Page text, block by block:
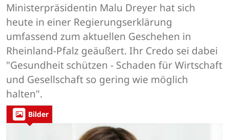
Ministerpräsidentin Malu Dreyer hat sich
heute in einer Regierungserklärung
umfassend zum aktuellen Geschehen in
Rheinland-Pfalz geäußert. Ihr Credo sei dabei
"Gesundheit schützen - Schaden für Wirtschaft
und Gesellschaft so gering wie möglich
halten".
Bilder